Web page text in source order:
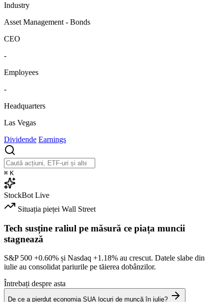
Industry
Asset Management - Bonds
CEO
-
Employees
-
Headquarters
Las Vegas
Dividende Earnings
⌘ K
StockBot Live
Situația pieței Wall Street
Tech susține raliul pe măsură ce piața muncii
stagnează
S&P 500 +0.60% și Nasdaq +1.18% au crescut. Datele slabe din
iulie au consolidat pariurile pe tăierea dobânzilor.
Întrebați despre asta
De ce a pierdut economia SUA locuri de muncă în iulie?